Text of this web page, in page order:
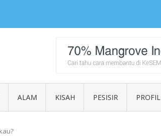
ALAM KISAH PESISIR PROFIL